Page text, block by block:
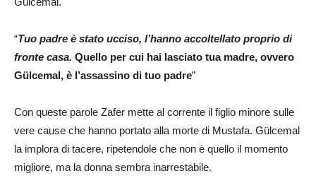
“Tuo padre è stato ucciso, l’hanno accoltellato proprio di
fronte casa. Quello per cui hai lasciato tua madre, ovvero
Gülcemal, è l’assassino di tuo padre”
Con queste parole Zafer mette al corrente il figlio minore sulle
vere cause che hanno portato alla morte di Mustafa. Gülcemal
la implora di tacere, ripetendole che non è quello il momento
migliore, ma la donna sembra inarrestabile.